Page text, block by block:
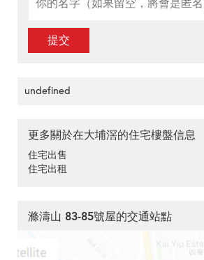
提交
undefined
更多關於在大埔滘的住宅樓盤信息
住宅出售
住宅出租
滌濤山 83-85號屋的交通站點